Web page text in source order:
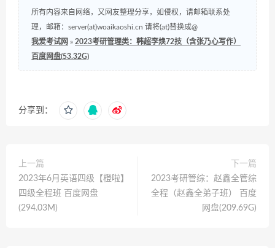
所有内容来自网络，又网友整理分享，如侵权，请邮箱联系处
理，邮箱：server(at)woaikaoshi.cn 请将(at)替换成@
我爱考试网 » 2023考研管理类：韩超李焕72技（含张乃心写作）
百度网盘(53.32G)
分享到：
上一篇
2023年6月英语四级【橙啦】
四级全程班 百度网盘
(294.03M)
下一篇
2023考研管综：赵鑫全管综
全程（赵鑫全弟子班） 百度
网盘(209.69G)